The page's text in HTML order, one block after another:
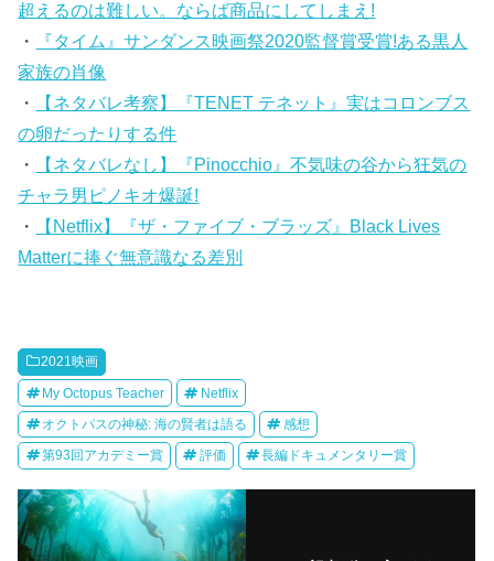
超えるのは難しい。ならば商品にしてしまえ!
・
『タイム』サンダンス映画祭2020監督賞受賞!ある黒人
家族の肖像
・
【ネタバレ考察】『TENET テネット』実はコロンブス
の卵だったりする件
・
【ネタバレなし】『Pinocchio』不気味の谷から狂気の
チャラ男ピノキオ爆誕!
・
【Netflix】『ザ・ファイブ・ブラッズ』Black Lives
Matterに捧ぐ無意識なる差別
2021映画
My Octopus Teacher Netflix
オクトパスの神秘: 海の賢者は語る 感想
第93回アカデミー賞 評価 長編ドキュメンタリー賞